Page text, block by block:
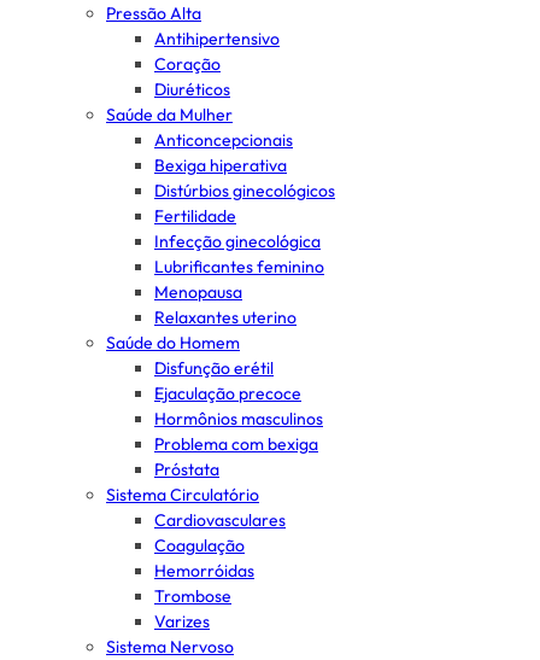
Pressão Alta
Antihipertensivo
Coração
Diuréticos
Saúde da Mulher
Anticoncepcionais
Bexiga hiperativa
Distúrbios ginecológicos
Fertilidade
Infecção ginecológica
Lubrificantes feminino
Menopausa
Relaxantes uterino
Saúde do Homem
Disfunção erétil
Ejaculação precoce
Hormônios masculinos
Problema com bexiga
Próstata
Sistema Circulatório
Cardiovasculares
Coagulação
Hemorróidas
Trombose
Varizes
Sistema Nervoso